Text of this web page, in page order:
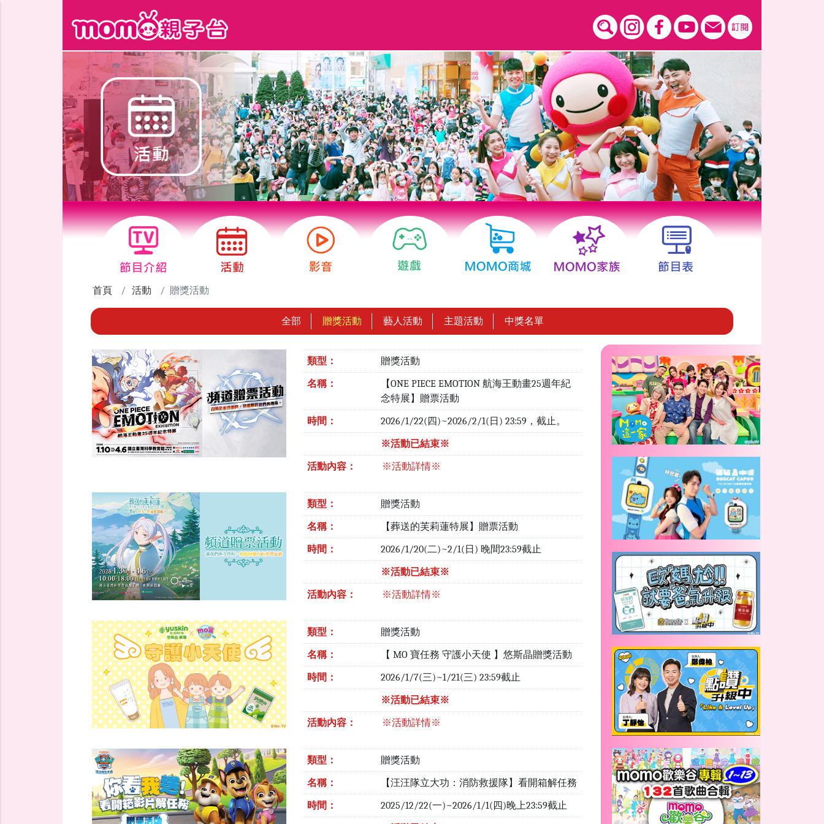
首頁 活動 贈獎活動
全部 贈獎活動 藝人活動 主題活動 中獎名單
類型： 贈獎活動
名稱：
【ONE PIECE EMOTION 航海王動畫25週年紀
念特展】贈票活動
時間： 2026/1/22(四)~2026/2/1(日) 23:59，截止。
※活動已結束※
活動內容： ※活動詳情※
類型： 贈獎活動
名稱： 【葬送的芙莉蓮特展】贈票活動
時間： 2026/1/20(二)~2/1(日) 晚間23:59截止
※活動已結束※
活動內容： ※活動詳情※
類型： 贈獎活動
名稱： 【 MO 寶任務 守護小天使 】悠斯晶贈獎活動
時間： 2026/1/7(三)~1/21(三) 23:59截止
※活動已結束※
活動內容： ※活動詳情※
類型： 贈獎活動
名稱： 【汪汪隊立大功：消防救援隊】看開箱解任務
時間： 2025/12/22(一)~2026/1/1(四)晚上23:59截止